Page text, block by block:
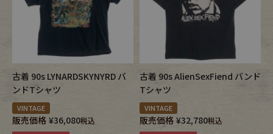
古着 90s LYNARDSKYNYRD バ
ンドTシャツ
VINTAGE
販売価格 ¥36,080税込
古着 90s AlienSexFiend バンド
Tシャツ
VINTAGE
販売価格 ¥32,780税込